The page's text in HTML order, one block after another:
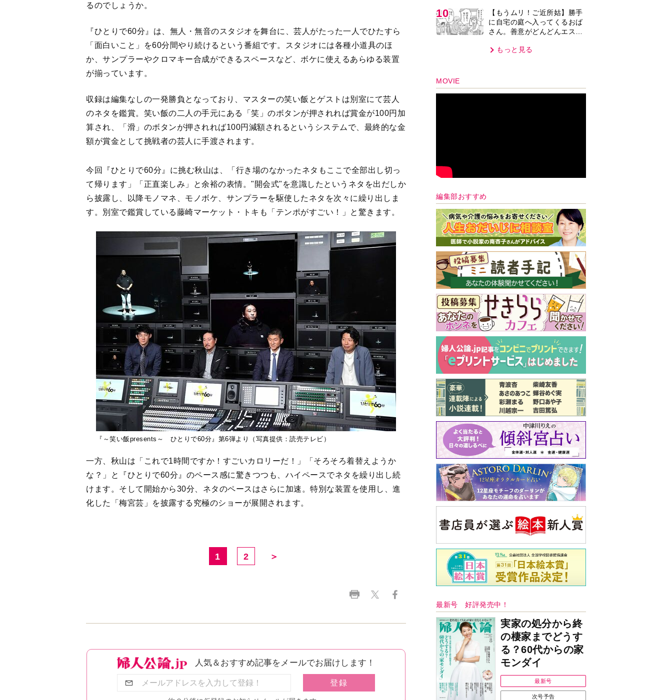
るのでしょうか。
『ひとりで60分』は、無人・無音のスタジオを舞台に、芸人がたった一人でひたすら
「面白いこと」を60分間やり続けるという番組です。スタジオには各種小道具のほ
か、サンプラーやクロマキー合成ができるスペースなど、ボケに使えるあらゆる装置
が揃っています。
収録は編集なしの一発勝負となっており、マスターの笑い飯とゲストは別室にて芸人
のネタを鑑賞。笑い飯の二人の手元にある「笑」のボタンが押されれば賞金が100円加
算され、「滑」のボタンが押されれば100円減額されるというシステムで、最終的な金
額が賞金として挑戦者の芸人に手渡されます。
今回『ひとりで60分』に挑む秋山は、「行き場のなかったネタもここで全部出し切っ
て帰ります」「正直楽しみ」と余裕の表情。"開会式"を意識したというネタを出だしか
ら披露し、以降モノマネ、モノボケ、サンプラーを駆使したネタを次々に繰り出しま
す。別室で鑑賞している藤崎マーケット・トキも「テンポがすごい！」と驚きます。
『～笑い飯presents～ ひとりで60分』第6弾より（写真提供：読売テレビ）
一方、秋山は「これで1時間ですか！すごいカロリーだ！」「そろそろ着替えようか
な？」と『ひとりで60分』のペース感に驚きつつも、ハイペースでネタを繰り出し続
けます。そして開始から30分、ネタのペースはさらに加速。特別な装置を使用し、進
化した「梅宮芸」を披露する究極のショーが展開されます。
1 2 ＞
まり…【第1話】
10
【もうムリ！ご近所姑】勝手
に自宅の庭へ入ってくるおば
さん。善意がどんどんエスカ
もっと見る
MOVIE
編集部おすすめ
最新号 好評発売中！
実家の処分から終
の棲家までどうす
る？60代からの家
モンダイ
最新号
次号予告